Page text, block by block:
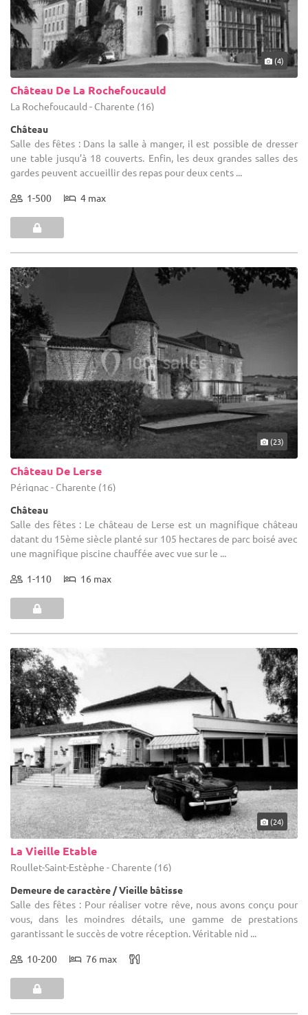
(4)
Château De La Rochefoucauld
La Rochefoucauld - Charente (16)
Château
Salle des fêtes : Dans la salle à manger, il est possible de dresser
une table jusqu’à 18 couverts. Enfin, les deux grandes salles des
gardes peuvent accueillir des repas pour deux cents ...
1-500 4 max
(23)
Château De Lerse
Pérignac - Charente (16)
Château
Salle des fêtes : Le château de Lerse est un magnifique château
datant du 15ème siècle planté sur 105 hectares de parc boisé avec
une magnifique piscine chauffée avec vue sur le ...
1-110 16 max
(24)
La Vieille Etable
Roullet-Saint-Estèphe - Charente (16)
Demeure de caractère / Vieille bâtisse
Salle des fêtes : Pour réaliser votre rêve, nous avons conçu pour
vous, dans les moindres détails, une gamme de prestations
garantissant le succès de votre réception. Véritable nid ...
10-200 76 max